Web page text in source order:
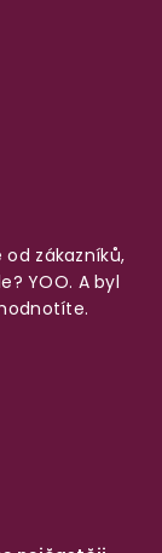
zákazníků,
YOO. A byl